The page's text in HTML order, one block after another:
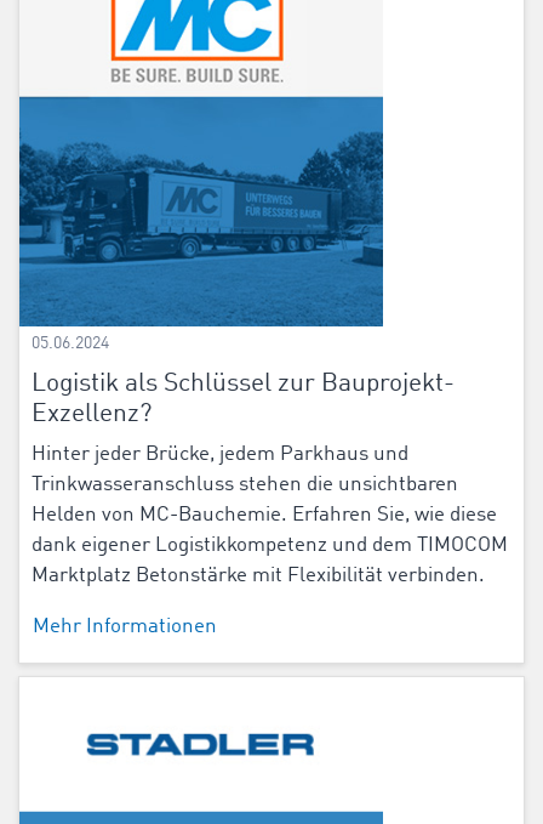
05.06.2024
Logistik als Schlüssel zur Bauprojekt-
Exzellenz?
Hinter jeder Brücke, jedem Parkhaus und
Trinkwasseranschluss stehen die unsichtbaren
Helden von MC-Bauchemie. Erfahren Sie, wie diese
dank eigener Logistikkompetenz und dem TIMOCOM
Marktplatz Betonstärke mit Flexibilität verbinden.
Mehr Informationen